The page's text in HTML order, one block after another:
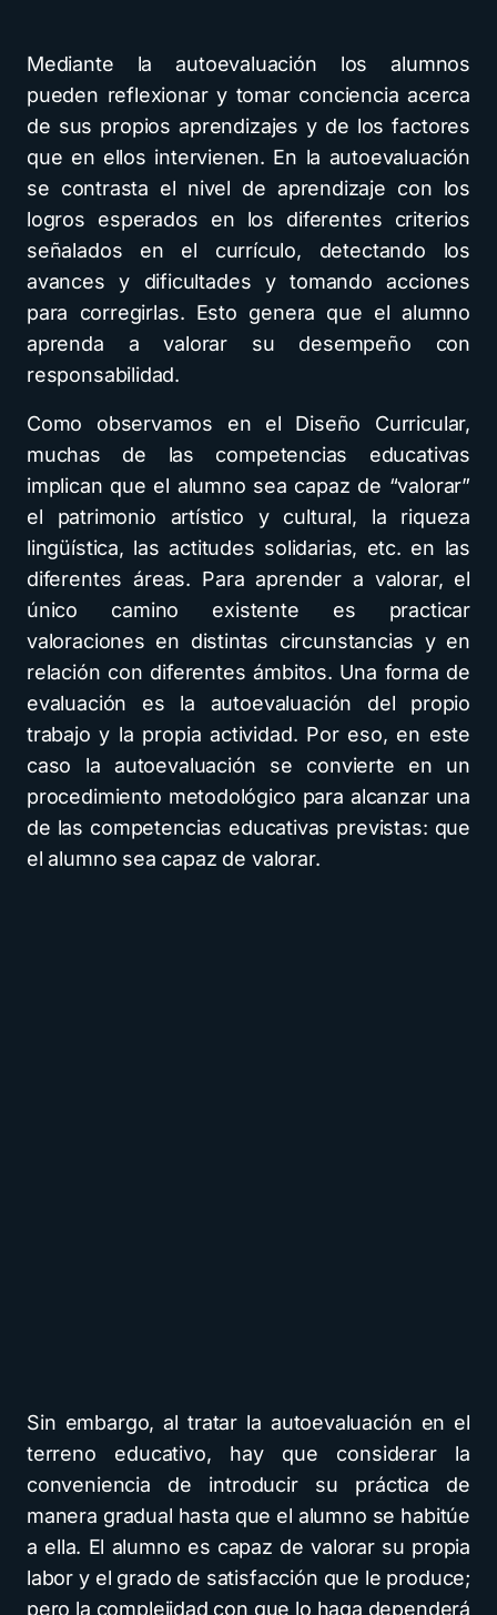
Mediante la autoevaluación los alumnos
pueden reflexionar y tomar conciencia acerca
de sus propios aprendizajes y de los factores
que en ellos intervienen. En la autoevaluación
se contrasta el nivel de aprendizaje con los
logros esperados en los diferentes criterios
señalados en el currículo, detectando los
avances y dificultades y tomando acciones
para corregirlas. Esto genera que el alumno
aprenda a valorar su desempeño con
responsabilidad.
Como observamos en el Diseño Curricular,
muchas de las competencias educativas
implican que el alumno sea capaz de “valorar”
el patrimonio artístico y cultural, la riqueza
lingüística, las actitudes solidarias, etc. en las
diferentes áreas. Para aprender a valorar, el
único camino existente es practicar
valoraciones en distintas circunstancias y en
relación con diferentes ámbitos. Una forma de
evaluación es la autoevaluación del propio
trabajo y la propia actividad. Por eso, en este
caso la autoevaluación se convierte en un
procedimiento metodológico para alcanzar una
de las competencias educativas previstas: que
el alumno sea capaz de valorar.
Sin embargo, al tratar la autoevaluación en el
terreno educativo, hay que considerar la
conveniencia de introducir su práctica de
manera gradual hasta que el alumno se habitúe
a ella. El alumno es capaz de valorar su propia
labor y el grado de satisfacción que le produce;
pero la complejidad con que lo haga dependerá